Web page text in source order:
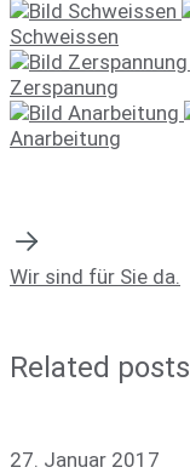
Schweissen
Zerspanung
Anarbeitung
Wir sind für Sie da.
Related posts
27. Januar 2017